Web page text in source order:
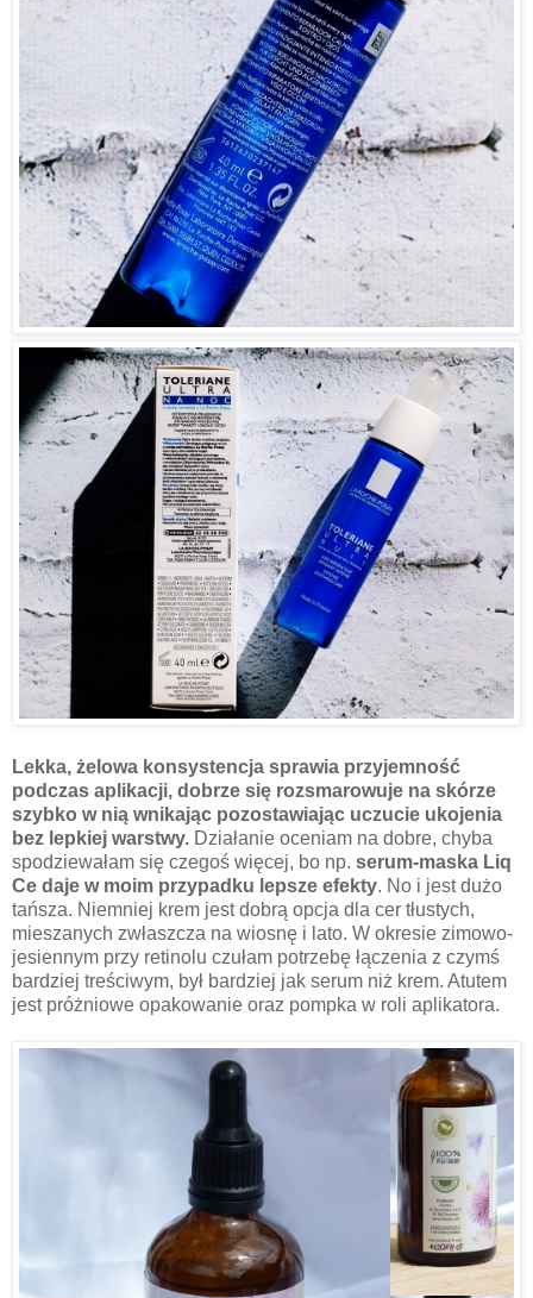
Lekka, żelowa konsystencja sprawia przyjemność
podczas aplikacji, dobrze się rozsmarowuje na skórze
szybko w nią wnikając pozostawiając uczucie ukojenia
bez lepkiej warstwy. Działanie oceniam na dobre, chyba
spodziewałam się czegoś więcej, bo np. serum-maska Liq
Ce daje w moim przypadku lepsze efekty. No i jest dużo
tańsza. Niemniej krem jest dobrą opcja dla cer tłustych,
mieszanych zwłaszcza na wiosnę i lato. W okresie zimowo-
jesiennym przy retinolu czułam potrzebę łączenia z czymś
bardziej treściwym, był bardziej jak serum niż krem. Atutem
jest próżniowe opakowanie oraz pompka w roli aplikatora.